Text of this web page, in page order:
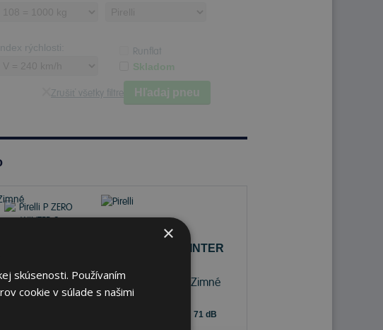
Index rýchlosti: Runflat
Skladom
Zrušiť všetky filtre Hľadaj pneu
Pirelli P ZERO WINTER
285/40 R20 108 V Zimné
71 dB
×
skúsenosti. Používaním
cookie v súlade s našimi